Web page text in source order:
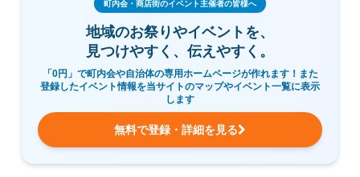
町内会・商店街のイベント主催者の皆様へ
地域のお祭りやイベントを、
見つけやすく、伝えやすく。
「0円」で町内会や自治体の専用ホームページが作れます！また
登録したイベント情報を当サイトのマップやイベント一覧に表示
します
無料で登録・詳細を見る